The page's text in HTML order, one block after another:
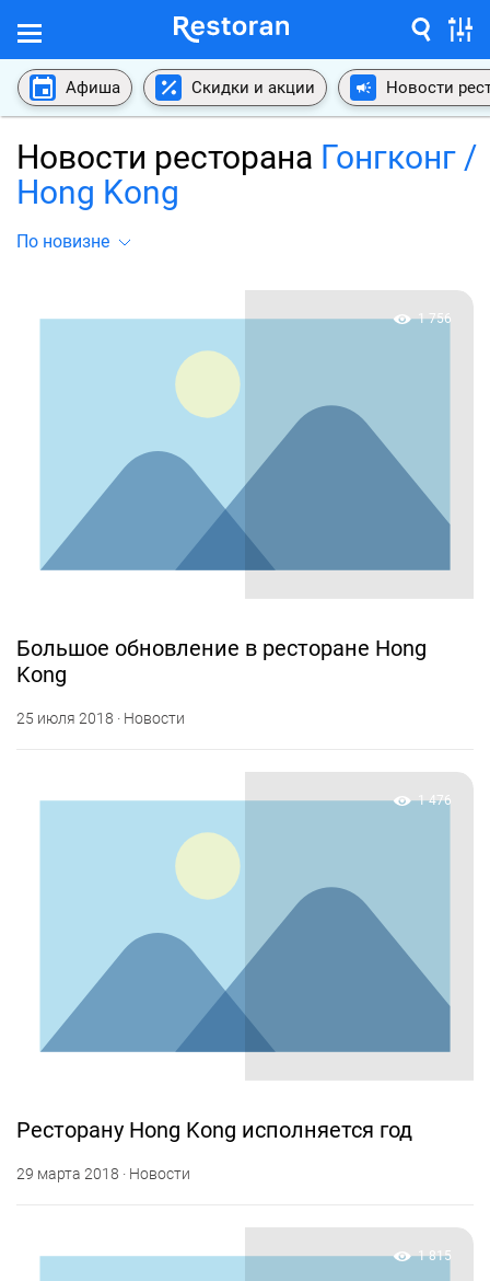
Афиша Скидки и акции Новости
Новости ресторана Гонгконг /
Hong Kong
По новизне
1 756
Большое обновление в ресторане Hong
Kong
25 июля 2018 · Новости
1 476
Ресторану Hong Kong исполняется год
29 марта 2018 · Новости
1 815